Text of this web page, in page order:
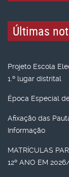
Últimas
Projeto Escola
1.º lugar distrital
Época Especial
Afixação das
Informação
MATRÍCULAS
12º ANO EM